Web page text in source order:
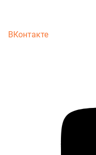
ВКонтакте